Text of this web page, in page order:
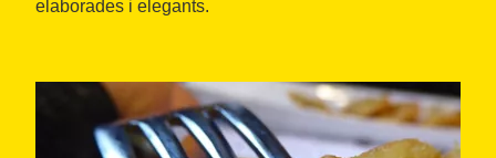
elaborades i elegants.